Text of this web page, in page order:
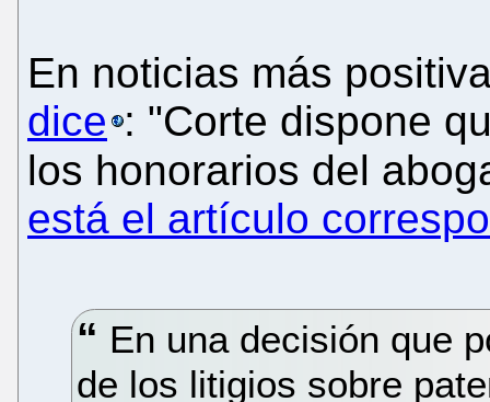
En noticias más
dice : "Corte dispone
los honorarios del
está el artículo
En una decisión que
de los litigios sobre